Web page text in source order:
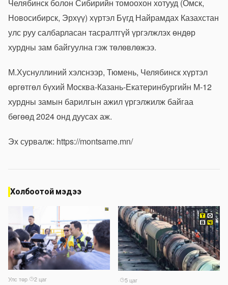
Челябинск болон Сибирийн томоохон хотууд (Омск,
Новосибирск, Эрхүү) хүртэл Бүгд Найрамдах Казахстан
улс руу салбарласан тасралтгүй үргэлжлэх өндөр
хурдны зам байгуулна гэж төлөвлөжээ.
М.Хуснуллиний хэлснээр, Тюмень, Челябинск хүртэл
өргөтгөл бүхий Москва-Казань-Екатеринбургийн М-12
хурдны замын барилгын ажил үргэлжилж байгаа
бөгөөд 2024 онд дуусах аж.
Эх сурвалж: https://montsame.mn/
Холбоотой мэдээ
Улс төр·
2 цаг
·
5 цаг